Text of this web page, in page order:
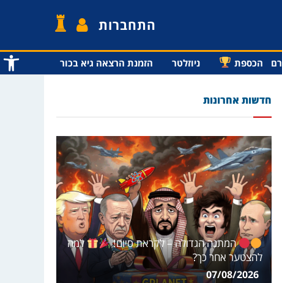
פתח
התחברות
הכספת ניוזלטר הזמנת הרצאה גיא בכור
חדשות אחרונות
המתנה הגדולה – לקראת סיום!
למה
להצטער אחר כך?
07/08/2026